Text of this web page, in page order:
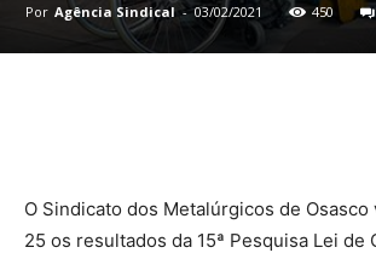
Por Agência Sindical - 03/02/2021 450
O Sindicato dos Metalúrgicos de
25 os resultados da 15ª Pesquisa Lei de